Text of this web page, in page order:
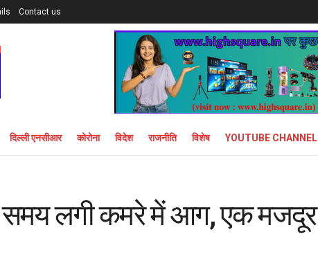
Contact us
दिल्ली एनसीआर कोरोना विदेश राजनीति विशेष YOUTUBE CHANNEL
लगी कमरे में आग, एक मजदूर